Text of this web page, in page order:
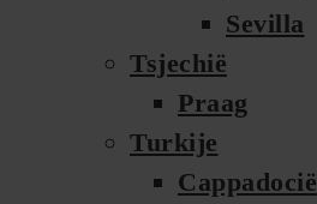
Sevilla
Tsjechië
Praag
Turkije
Cappadocië